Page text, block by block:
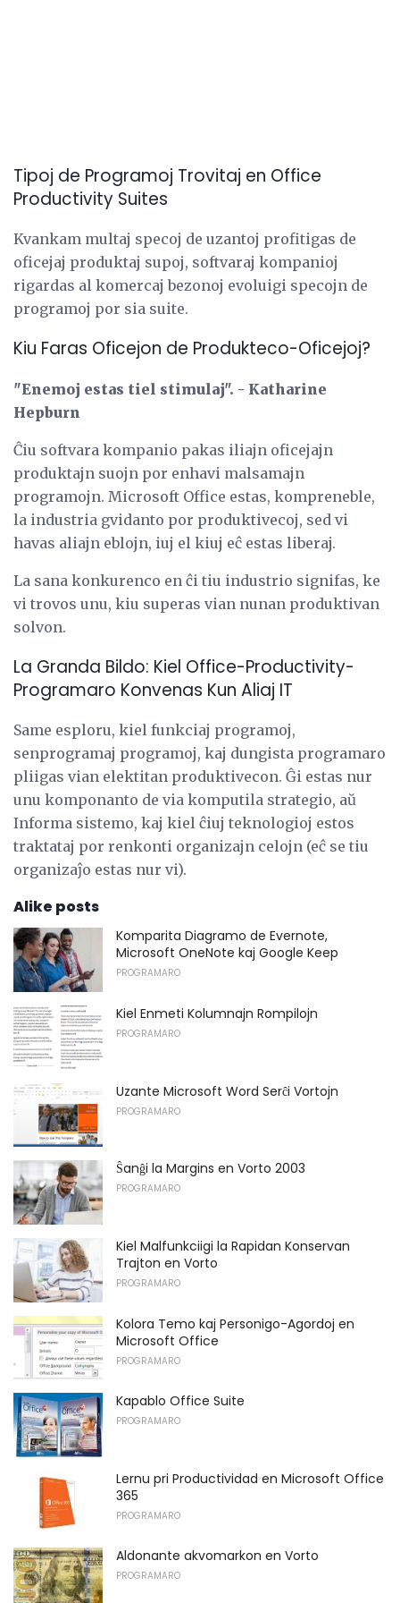
Tipoj de Programoj Trovitaj en Office
Productivity Suites
Kvankam multaj specoj de uzantoj profitigas de
oficejaj produktaj supoj, softvaraj kompanioj
rigardas al komercaj bezonoj evoluigi specojn de
programoj por sia suite.
Kiu Faras Oficejon de Produkteco-Oficejoj?
"Enemoj estas tiel stimulaj". - Katharine
Hepburn
Ĉiu softvara kompanio pakas iliajn oficejajn
produktajn suojn por enhavi malsamajn
programojn. Microsoft Office estas, kompreneble,
la industria gvidanto por produktivecoj, sed vi
havas aliajn eblojn, iuj el kiuj eĉ estas liberaj.
La sana konkurenco en ĉi tiu industrio signifas, ke
vi trovos unu, kiu superas vian nunan produktivan
solvon.
La Granda Bildo: Kiel Office-Productivity-
Programaro Konvenas Kun Aliaj IT
Same esploru, kiel funkciaj programoj,
senprogramaj programoj, kaj dungista programaro
pliigas vian elektitan produktivecon. Ĝi estas nur
unu komponanto de via komputila strategio, aŭ
Informa sistemo, kaj kiel ĉiuj teknologioj estos
traktataj por renkonti organizajn celojn (eĉ se tiu
organizaĵo estas nur vi).
Alike posts
Komparita Diagramo de Evernote,
Microsoft OneNote kaj Google Keep
PROGRAMARO
Kiel Enmeti Kolumnajn Rompilojn
PROGRAMARO
Uzante Microsoft Word Serĉi Vortojn
PROGRAMARO
Ŝanĝi la Margins en Vorto 2003
PROGRAMARO
Kiel Malfunkciigi la Rapidan Konservan
Trajton en Vorto
PROGRAMARO
Kolora Temo kaj Personigo-Agordoj en
Microsoft Office
PROGRAMARO
Kapablo Office Suite
PROGRAMARO
Lernu pri Productividad en Microsoft Office
365
PROGRAMARO
Aldonante akvomarkon en Vorto
PROGRAMARO